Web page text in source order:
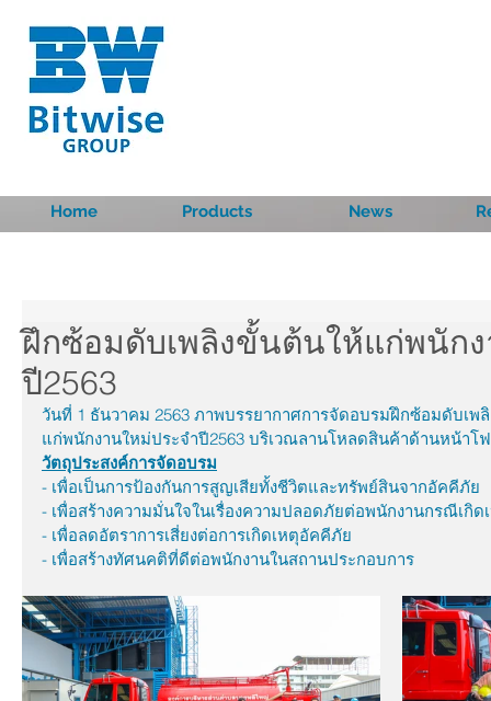
Home Products News
ฝึกซ้อมดับเพลิงขั้นต้นให้แก่พนัก
ปี2563
วันที่ 1 ธันวาคม 2563 ภาพบรรยากาศการจัดอบรมฝึกซ้อมดับเ
แก่พนักงานใหม่ประจำปี2563 บริเวณลานโหลดสินค้าด้านหน้าโ
วัตถุประสงค์การจัดอบรม
- เพื่อเป็นการป้องกันการสูญเสียทั้งชีวิตและทรัพย์สินจากอัคคีภัย
- เพื่อสร้างความมั่นใจในเรื่องความปลอดภัยต่อพนักงานกรณีเกิด
- เพื่อลดอัตราการเสี่ยงต่อการเกิดเหตุอัคคีภัย
- เพื่อสร้างทัศนคติที่ดีต่อพนักงานในสถานประกอบการ